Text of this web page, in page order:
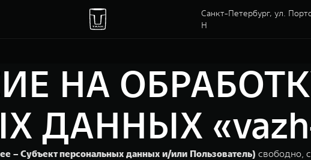
Санкт-Петербург, ул.
Н
НА
ДАННЫХ
– Субъект персональных данных и/или Пользователь) свободно,